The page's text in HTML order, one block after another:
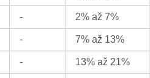
- 2% až 7%
- 7% až 13%
- 13% až 21%